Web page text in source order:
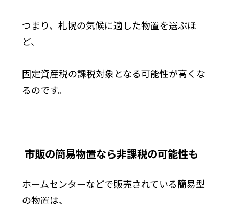
つまり、札幌の気候に適した物置を選ぶほ
ど、
固定資産税の課税対象となる可能性が高くな
るのです。
市販の簡易物置なら非課税の可能性も
ホームセンターなどで販売されている簡易型
の物置は、